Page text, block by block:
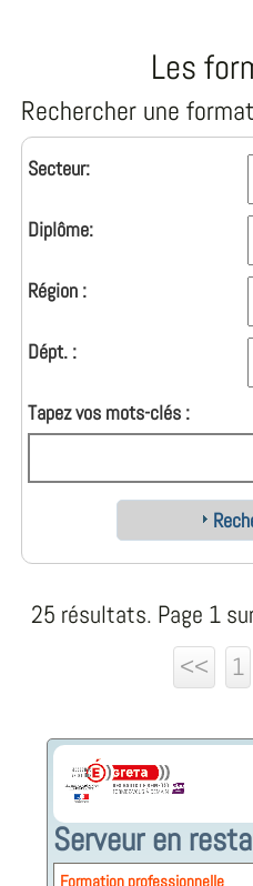
Les
Rechercher une
Secteur:
Diplôme:
Région :
Dépt. :
Tapez vos mots-clés :
25 résultats. Page 1
<<
1
Serveur en